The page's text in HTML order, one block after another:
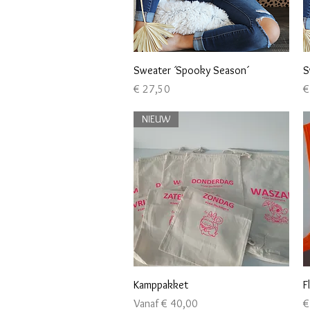
Snel overzicht
Sweater ´Spooky Season´
Prijs
€ 27,50
Snel overzicht
NIEUW
Kamppakket
Vanaf€ 40,00
Verkoopprijs